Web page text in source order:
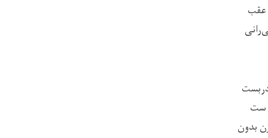
عقب
ست
بدون